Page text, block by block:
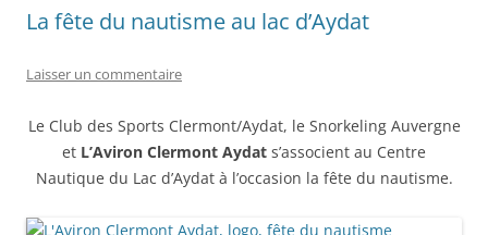
La fête du nautisme au lac d’Aydat
Laisser un commentaire
Le Club des Sports Clermont/Aydat, le Snorkeling Auvergne
et L’Aviron Clermont Aydat s’associent au Centre
Nautique du Lac d’Aydat à l’occasion la fête du nautisme.